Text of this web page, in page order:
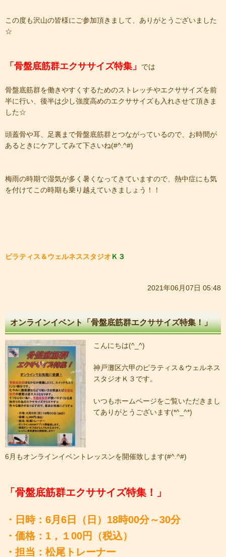
この度も沢山の皆様にご参加頂きまして、ありがとうございました
☆
「骨盤底筋群エクササイズ特集」 では
骨盤底筋群を働きやすくするためのストレッチやエクササイズを前
半に行い、後半は少し強度高めのエクササイズも入れさせて頂きま
した☆
頭蓋骨や耳、足裏まで骨盤底筋群とつながっているので、お時間が
あるときにケアしてみて下さいね(#^.^#)
梅雨の時期で湿気が多く暑くなってきていますので、熱中症にも気
を付けてこの時期も乗り越えていきましょう！！
ピラティス＆ウェルネススタジオ Ｋ３
2021年06月07日 05:48
オンラインイベント「骨盤底筋群エクササイズ特集！」
こんにちは(^_^)
神戸灘区六甲のピラティス＆ウェルネス
スタジオＫ３です。
いつもホームページをご覧いただきまし
てありがとうございます(*^_^*)
6月もオンラインイベントレッスンを開催致します(#^.^#)
「骨盤底筋群エクササイズ特集！」
・日時：6月6日（日）18時00分～30分
・価格：1，１00円（税込）
・担当：松尾トレーナー